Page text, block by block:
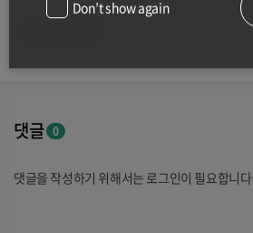
댓글 0
댓글을 작성하기 위해서는 로그인이 필요합니다
Don’t show again